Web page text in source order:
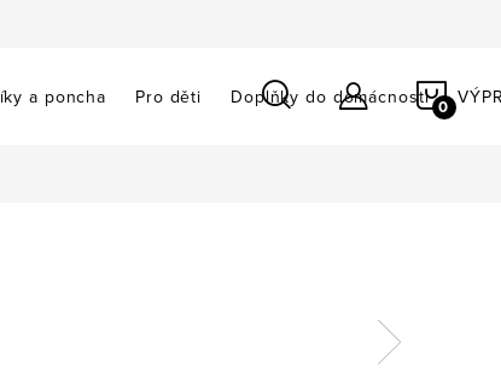
a poncha Pro děti Doplňky do domácnosti